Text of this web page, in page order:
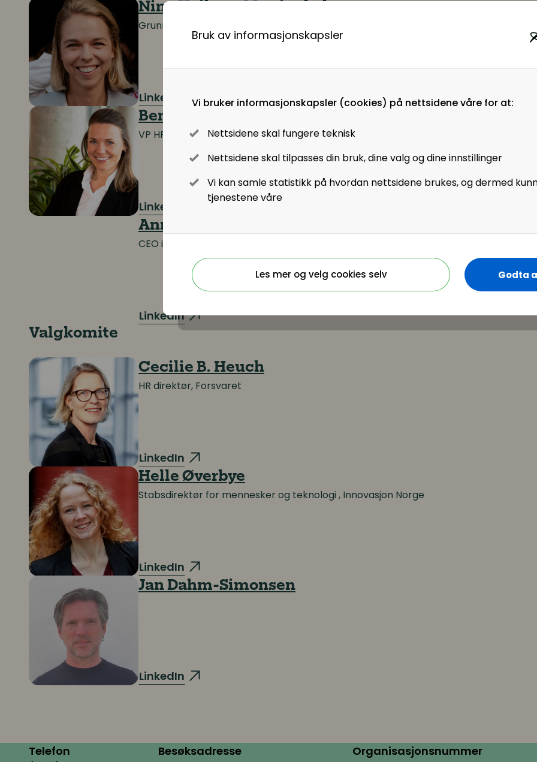
Bruk av informasjonskapsler
Vi bruker informasjonskapsler (cookies) på nettsidene våre for at:
Nettsidene skal fungere teknisk
Nettsidene skal tilpasses din bruk, dine valg og dine innstillinger
Vi kan samle statistikk på hvordan nettsidene brukes, og dermed
tjenestene våre
Les mer og velg cookies selv Godta
Nina Heiberg Mowinckel
Grunnlegger og daglig leder Ponder
LinkedIn
Benedicte Bjorøy
VP HR Odfjell Drilling
LinkedIn
Anne Stenseth Kristoffersen
CEO i Bring Cargo AS, Posten og Bring
LinkedIn
Valgkomite
Cecilie B. Heuch
HR direktør, Forsvaret
LinkedIn
Helle Øverbye
Stabsdirektør for mennesker og teknologi , Innovasjon Norge
LinkedIn
Jan Dahm-Simonsen
LinkedIn
Telefon
Besøksadresse
Organisasjonsnummer